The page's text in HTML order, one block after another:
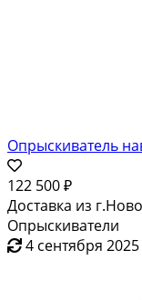
Опрыскиватель
122 500 ₽
Доставка из
Опрыскиватели
4 сентября 2025